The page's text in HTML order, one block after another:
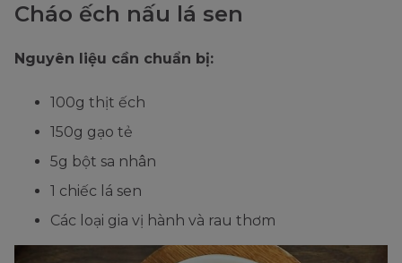
Cháo ếch nấu lá sen
Nguyên liệu cần chuẩn bị:
100g thịt ếch
150g gạo tẻ
5g bột sa nhân
1 chiếc lá sen
Các loại gia vị hành và rau thơm